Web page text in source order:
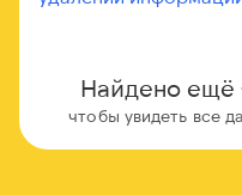
Найдено ещё
чтобы увидеть все